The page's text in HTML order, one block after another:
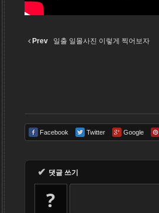
Prev 일출 일몰사진 이렇게 찍어보자
Facebook Twitter Google
✔ 댓글 쓰기
?